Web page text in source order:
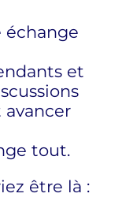
échange
et
tout.
être là :